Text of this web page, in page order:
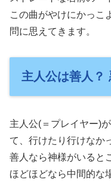
この曲がやけにかっこ
問に思えてきます。
主人公は善人？
主人公(＝プレイヤー)
て、行けたり行けなか
善人なら神様がいると
ほどほどなら中間的な